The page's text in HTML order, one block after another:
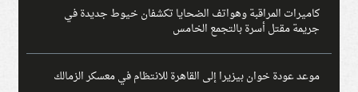
كاميرات المراقبة وهواتف الضحايا تكشفان خيوط جديدة في
جريمة مقتل أسرة بالتجمع الخامس
موعد عودة خوان بيزيرا إلى القاهرة للانتظام في معسكر الزمالك